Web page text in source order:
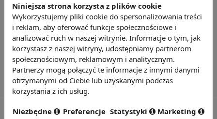
Niniejsza strona korzysta z plików cookie
Wykorzystujemy pliki cookie do spersonalizowania treści
i reklam, aby oferować funkcje społecznościowe i
analizować ruch w naszej witrynie. Informacje o tym, jak
korzystasz z naszej witryny, udostępniamy partnerom
społecznościowym, reklamowym i analitycznym.
Partnerzy mogą połączyć te informacje z innymi danymi
otrzymanymi od Ciebie lub uzyskanymi podczas
korzystania z ich usług.
Niezbędne Preferencje Statystyki Marketing